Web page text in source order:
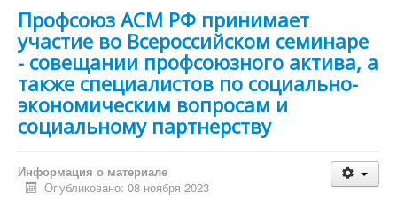
Председатель Профсоюза, заместители Председателя
Профсоюза
Контакты
Символика Профсоюза
Новости и события
Профсоюзное ТВ
Актуально!
Фотогалерея
Видеоматериалы
Направления работы
Охрана труда
Профсоюз АСМ РФ принимает
участие во Всероссийском семинаре
- совещании профсоюзного актива, а
также специалистов по социально-
экономическим вопросам и
социальному партнерству
Информация о материале
Опубликовано: 08 ноября 2023